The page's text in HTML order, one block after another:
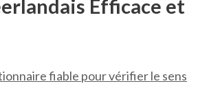
Efficace et
fiable pour vérifier le sens